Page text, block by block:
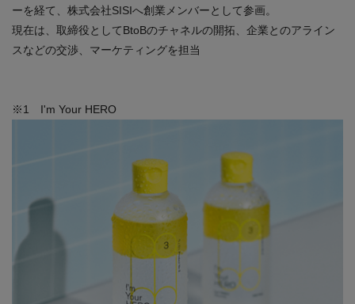
ーを経て、株式会社SISIへ創業メンバーとして参画。
現在は、取締役としてBtoBのチャネルの開拓、企業とのアライン
スなどの交渉、マーケティングを担当
※1 I'm Your HERO